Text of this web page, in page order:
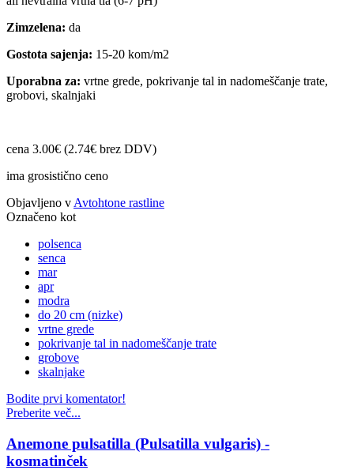
Zimzelena: da
Gostota sajenja: 15-20 kom/m2
Uporabna za: vrtne grede, pokrivanje tal in nadomeščanje trate,
grobovi, skalnjaki
cena 3.00€ (2.74€ brez DDV)
ima grosistično ceno
Objavljeno v Avtohtone rastline
Označeno kot
polsenca
senca
mar
apr
modra
do 20 cm (nizke)
vrtne grede
pokrivanje tal in nadomeščanje trate
grobove
skalnjake
Bodite prvi komentator!
Preberite več...
Anemone pulsatilla (Pulsatilla vulgaris) -
kosmatinček